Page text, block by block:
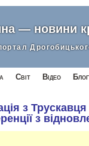
— новини
Світ Відео
з
з